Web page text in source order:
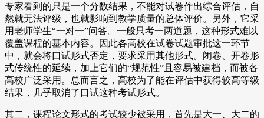
专家看到的只是一个分数结果，不能对试卷作出综合评估，自
然就无法评级，也就影响到教学质量的总体评价。另外，它采
用老师学生“一对一”问答。一般只考一两道题，这种形式难以
覆盖课程的基本内容。因此各高校在试卷试题审批这一环节
中，就会将口试形式否定，要求采用其他形式。闭卷、开卷形
式传统性的延续，加上它们的“规范性”且容易被建档，而被各
高校广泛采用。总而言之，高校为了能在评估中获得较高等级
结果，几乎取消了口试这种考试形式。
其二，课程论文形式的考试较少被采用，首先是大一、大二的